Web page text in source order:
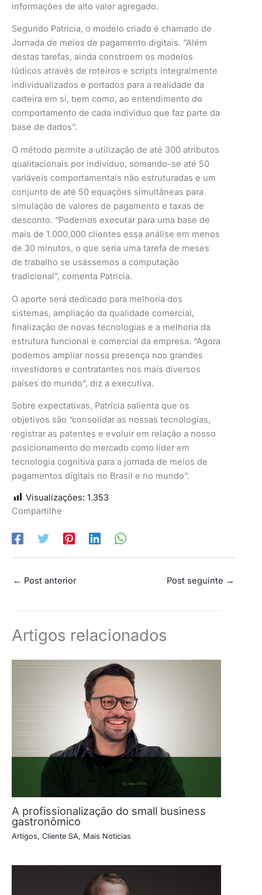
informações de alto valor agregado.
Segundo Patrícia, o modelo criado é chamado de
Jornada de meios de pagamento digitais. “Além
destas tarefas, ainda constroem os modelos
lúdicos através de roteiros e scripts integralmente
individualizados e portados para a realidade da
carteira em si, bem como, ao entendimento do
comportamento de cada indivíduo que faz parte da
base de dados”.
O método permite a utilização de até 300 atributos
qualitacionais por indivíduo, somando-se até 50
variáveis comportamentais não estruturadas e um
conjunto de até 50 equações simultâneas para
simulação de valores de pagamento e taxas de
desconto. “Podemos executar para uma base de
mais de 1.000.000 clientes essa análise em menos
de 30 minutos, o que seria uma tarefa de meses
de trabalho se usássemos a computação
tradicional”, comenta Patrícia.
O aporte será dedicado para melhoria dos
sistemas, ampliação da qualidade comercial,
finalização de novas tecnologias e a melhoria da
estrutura funcional e comercial da empresa. “Agora
podemos ampliar nossa presença nos grandes
investidores e contratantes nos mais diversos
países do mundo”, diz a executiva.
Sobre expectativas, Patrícia salienta que os
objetivos são “consolidar as nossas tecnologias,
registrar as patentes e evoluir em relação a nosso
posicionamento do mercado como líder em
tecnologia cognitiva para a jornada de meios de
pagamentos digitais no Brasil e no mundo”.
Visualizações: 1.353
Compartilhe
← Post anterior Post seguinte →
Artigos relacionados
A profissionalização do small business
gastronômico
Artigos, Cliente SA, Mais Notícias